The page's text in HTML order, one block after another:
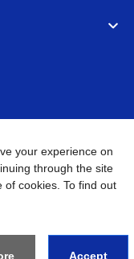
က်များ
your experience on
through the site
of cookies. To find out
Accept